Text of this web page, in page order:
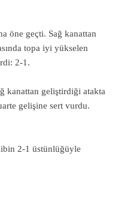
öne geçti. Sağ kanattan
topa iyi yükselen
2-1.
kanattan geliştirdiği atakta
gelişine sert vurdu.
2-1 üstünlüğüyle